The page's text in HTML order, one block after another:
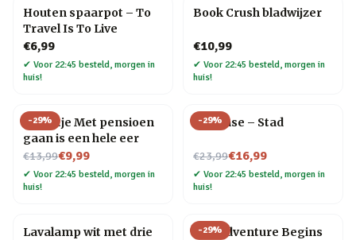
Houten spaarpot – To
Travel Is To Live
€6,99
✔ Voor 22:45 besteld, morgen in
huis!
Book Crush bladwijzer
€10,99
✔ Voor 22:45 besteld, morgen in
huis!
-29%
Tegeltje Met pensioen
gaan is een hele eer
€13,99
Nu voor€9,99
✔ Voor 22:45 besteld, morgen in
huis!
-29%
Flip Vase – Stad
€23,99
Nu voor€16,99
✔ Voor 22:45 besteld, morgen in
huis!
Lavalamp wit met drie
-29%
The Adventure Begins